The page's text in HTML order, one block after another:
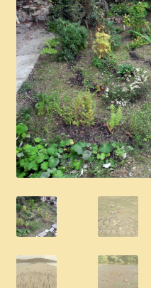
Boutique
CGV
Commande
Contact
Copinage
Demandez le message que
Mon Compte